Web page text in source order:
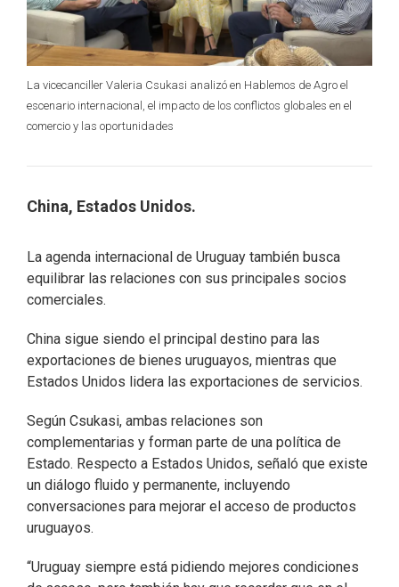
La vicecanciller Valeria Csukasi analizó en Hablemos de Agro el
escenario internacional, el impacto de los conflictos globales en el
comercio y las oportunidades
China, Estados Unidos.
La agenda internacional de Uruguay también busca
equilibrar las relaciones con sus principales socios
comerciales.
China sigue siendo el principal destino para las
exportaciones de bienes uruguayos, mientras que
Estados Unidos lidera las exportaciones de servicios.
Según Csukasi, ambas relaciones son
complementarias y forman parte de una política de
Estado. Respecto a Estados Unidos, señaló que existe
un diálogo fluido y permanente, incluyendo
conversaciones para mejorar el acceso de productos
uruguayos.
“Uruguay siempre está pidiendo mejores condiciones